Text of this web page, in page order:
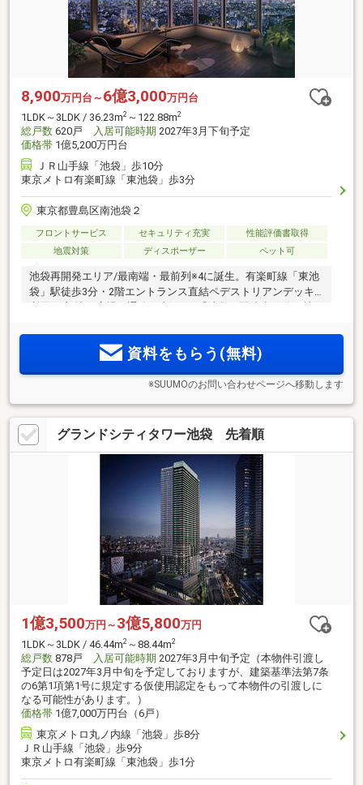
8,900万円台～ 6億3,000万円台
1LDK～3LDK / 36.23m2 ～122.88m2
総戸数 620戸 入居可能時期 2027年3月下旬予定
価格帯 1億5,200万円台
ＪＲ山手線「池袋」歩10分
東京メトロ有楽町線「東池袋」歩3分
東京都豊島区南池袋２
フロントサービス セキュリティ充実
性能評価書取得
地震対策
ディスポーザー ペット可
池袋再開発エリア/最南端・最前列※4に誕生。有楽町線「東池
袋」駅徒歩3分・2階エントランス直結ペデストリアンデッキ
と、雑司ヶ谷の杜を眼下に、幻想的な都心の空を臨む大規模
タワーレジデンス
資料をもらう(無料)
※SUUMOのお問い合わせページへ移動します
グランドシティタワー池袋 先着順
1億3,500万円～ 3億5,800万円
1LDK～3LDK / 46.44m2 ～88.44m2
総戸数 878戸 入居可能時期 2027年3月中旬予定（本物件引渡し
予定日は2027年3月中旬を予定しておりますが、建築基準法第7条
の6第1項第1号に規定する仮使用認定をもって本物件の引渡しに
なる可能性があります。）
価格帯 1億7,000万円台（6戸）
東京メトロ丸ノ内線「池袋」歩8分
ＪＲ山手線「池袋」歩9分
東京メトロ有楽町線「東池袋」歩1分